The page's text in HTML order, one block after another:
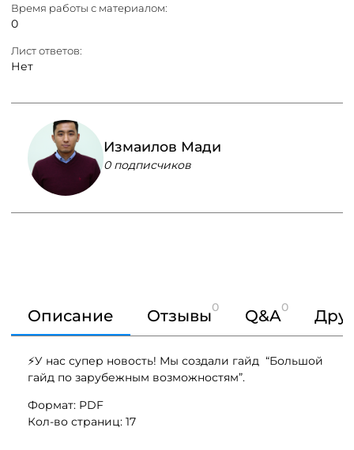
Время работы с материалом:
0
Лист ответов:
Нет
Измаилов Мади
0 подписчиков
Описание Отзывы0 Q&A0
⚡️У нас супер новость! Мы создали гайд “Большой
гайд по зарубежным возможностям”.
Формат: PDF
Кол-во страниц: 17